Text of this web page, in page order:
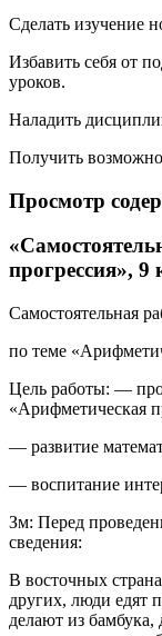
Сделать изучение
Избавить себя от
уроков.
Наладить
Получить
Просмотр
прогрессия», 9
Самостоятельная
по теме
Цель работы: —
«Арифметическая
— развитие
— воспитание
Зм: Перед
сведения:
В восточных
других, люди едят
делают из бамбука,